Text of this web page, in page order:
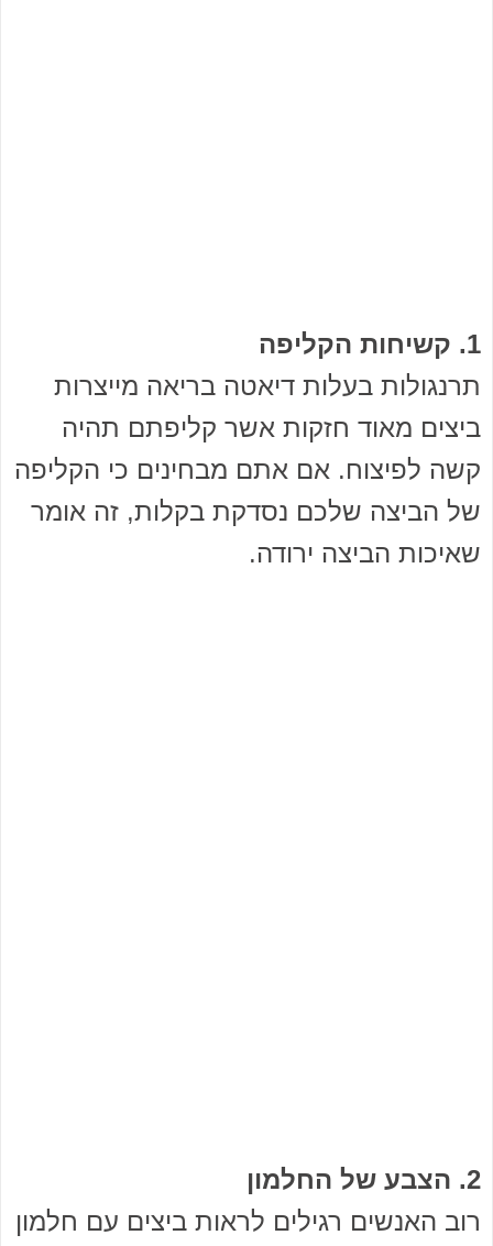
1. קשיחות הקליפה
תרנגולות בעלות דיאטה בריאה מייצרות
ביצים מאוד חזקות אשר קליפתם תהיה
קשה לפיצוח. אם אתם מבחינים כי הקליפה
של הביצה שלכם נסדקת בקלות, זה אומר
שאיכות הביצה ירודה.
2. הצבע של החלמון
רוב האנשים רגילים לראות ביצים עם חלמון